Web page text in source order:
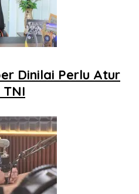
Dinilai Perlu Atur
TNI